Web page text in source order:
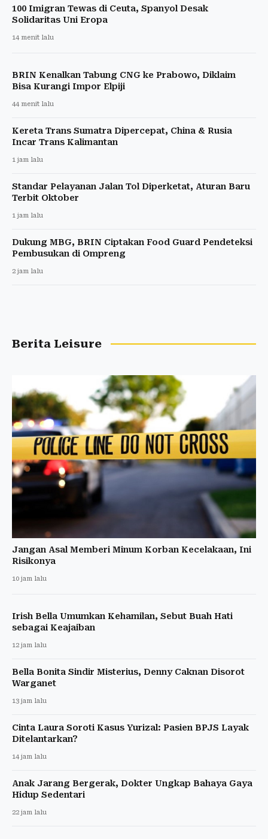
100 Imigran Tewas di Ceuta, Spanyol Desak
Solidaritas Uni Eropa
14 menit lalu
BRIN Kenalkan Tabung CNG ke Prabowo, Diklaim
Bisa Kurangi Impor Elpiji
44 menit lalu
Kereta Trans Sumatra Dipercepat, China & Rusia
Incar Trans Kalimantan
1 jam lalu
Standar Pelayanan Jalan Tol Diperketat, Aturan Baru
Terbit Oktober
1 jam lalu
Dukung MBG, BRIN Ciptakan Food Guard Pendeteksi
Pembusukan di Ompreng
2 jam lalu
Berita Leisure
Jangan Asal Memberi Minum Korban Kecelakaan, Ini
Risikonya
10 jam lalu
Irish Bella Umumkan Kehamilan, Sebut Buah Hati
sebagai Keajaiban
12 jam lalu
Bella Bonita Sindir Misterius, Denny Caknan Disorot
Warganet
13 jam lalu
Cinta Laura Soroti Kasus Yurizal: Pasien BPJS Layak
Ditelantarkan?
14 jam lalu
Anak Jarang Bergerak, Dokter Ungkap Bahaya Gaya
Hidup Sedentari
22 jam lalu